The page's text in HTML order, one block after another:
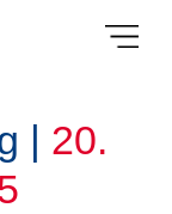
| 20.